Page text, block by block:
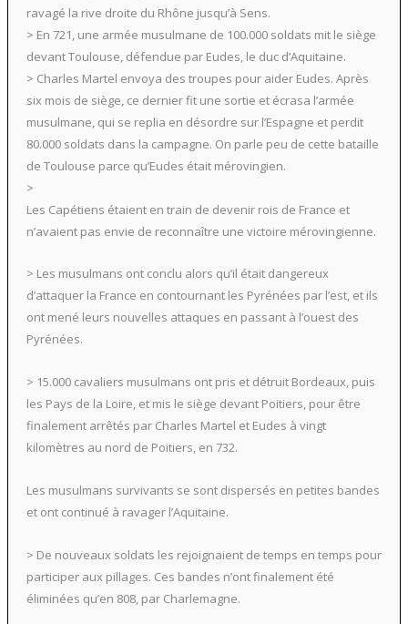
ravagé la rive droite du Rhône jusqu’à Sens.
> En 721, une armée musulmane de 100.000 soldats mit le siège
devant Toulouse, défendue par Eudes, le duc d’Aquitaine.
> Charles Martel envoya des troupes pour aider Eudes. Après
six mois de siège, ce dernier fit une sortie et écrasa l’armée
musulmane, qui se replia en désordre sur l’Espagne et perdit
80.000 soldats dans la campagne. On parle peu de cette bataille
de Toulouse parce qu’Eudes était mérovingien.
>
Les Capétiens étaient en train de devenir rois de France et
n’avaient pas envie de reconnaître une victoire mérovingienne.
> Les musulmans ont conclu alors qu’il était dangereux
d’attaquer la France en contournant les Pyrénées par l’est, et ils
ont mené leurs nouvelles attaques en passant à l’ouest des
Pyrénées.
> 15.000 cavaliers musulmans ont pris et détruit Bordeaux, puis
les Pays de la Loire, et mis le siège devant Poitiers, pour être
finalement arrêtés par Charles Martel et Eudes à vingt
kilomètres au nord de Poitiers, en 732.
Les musulmans survivants se sont dispersés en petites bandes
et ont continué à ravager l’Aquitaine.
> De nouveaux soldats les rejoignaient de temps en temps pour
participer aux pillages. Ces bandes n’ont finalement été
éliminées qu’en 808, par Charlemagne.